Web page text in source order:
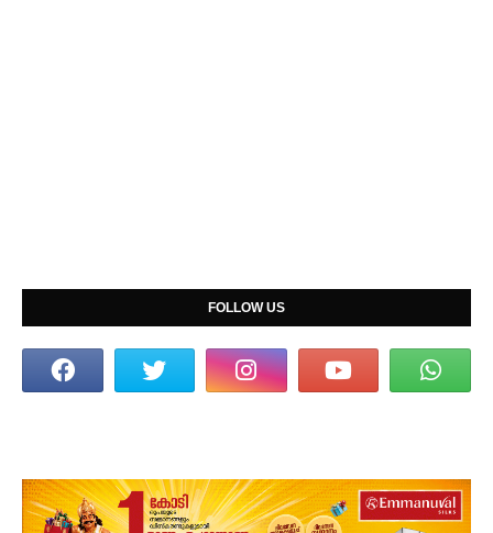
FOLLOW US